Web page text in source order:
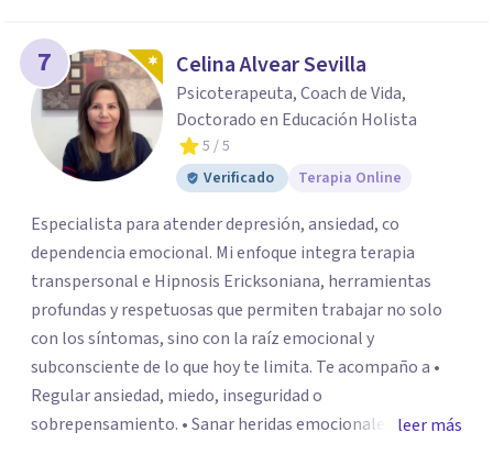
7 Celina Alvear Sevilla
Psicoterapeuta, Coach de Vida,
Doctorado en Educación Holista
5 / 5
Verificado
Terapia Online
Especialista para atender depresión, ansiedad, co
dependencia emocional. Mi enfoque integra terapia
transpersonal e Hipnosis Ericksoniana, herramientas
profundas y respetuosas que permiten trabajar no solo
con los síntomas, sino con la raíz emocional y
subconsciente de lo que hoy te limita. Te acompaño a •
Regular ansiedad, miedo, inseguridad o
sobrepensamiento. • Sanar heridas emocionales yleer más